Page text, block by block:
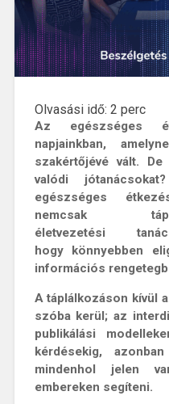
Olvasási idő: 2 perc
Az egészséges
napjainkban,
szakértőjévé vált.
valódi
egészséges
nemcsak
életvezetési
hogy könnyebben
információs
A táplálkozáson kívül
szóba kerül; az
publikálási
kérdésekig,
mindenhol jelen
embereken segíteni.